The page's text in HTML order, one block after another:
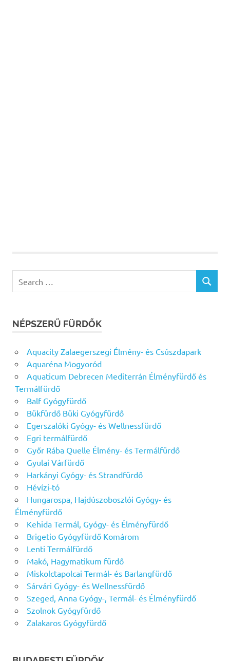
for:
SEARCH
NÉPSZERŰ FÜRDŐK
Aquacity Zalaegerszegi Élmény- és Csúszdapark
Aquaréna Mogyoród
Aquaticum Debrecen Mediterrán Élményfürdő és
Termálfürdő
Balf Gyógyfürdő
Bükfürdő Büki Gyógyfürdő
Egerszalóki Gyógy- és Wellnessfürdő
Egri termálfürdő
Győr Rába Quelle Élmény- és Termálfürdő
Gyulai Várfürdő
Harkányi Gyógy- és Strandfürdő
Hévízi-tó
Hungarospa, Hajdúszoboszlói Gyógy- és
Élményfürdő
Kehida Termál, Gyógy- és Élményfürdő
Brigetio Gyógyfürdő Komárom
Lenti Termálfürdő
Makó, Hagymatikum fürdő
Miskolctapolcai Termál- és Barlangfürdő
Sárvári Gyógy- és Wellnessfürdő
Szeged, Anna Gyógy-, Termál- és Élményfürdő
Szolnok Gyógyfürdő
Zalakaros Gyógyfürdő